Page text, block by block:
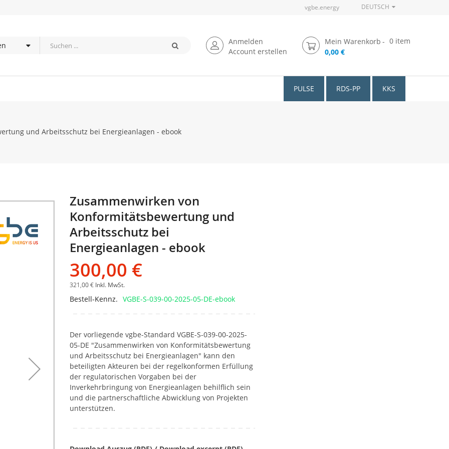
vgbe.energy DEUTSCH
Anmelden
Account erstellen
Mein Warenkorb 0 item
0,00 €
PULSE RDS-PP KKS
und Arbeitsschutz bei Energieanlagen - ebook
Zum
Anfang
Bildgalerie
Zusammenwirken von
Konformitätsbewertung und
Arbeitsschutz bei
Energieanlagen - ebook
300,00 €
321,00 € Inkl. MwSt.
Bestell-Kennz. VGBE-S-039-00-2025-05-DE-ebook
Der vorliegende vgbe-Standard VGBE-S-039-00-2025-
05-DE "Zusammenwirken von Konformitätsbewertung
und Arbeitsschutz bei Energieanlagen" kann den
beteiligten Akteuren bei der regelkonformen Erfüllung
der regulatorischen Vorgaben bei der
Inverkehrbringung von Energieanlagen behilflich sein
und die partnerschaftliche Abwicklung von Projekten
unterstützen.